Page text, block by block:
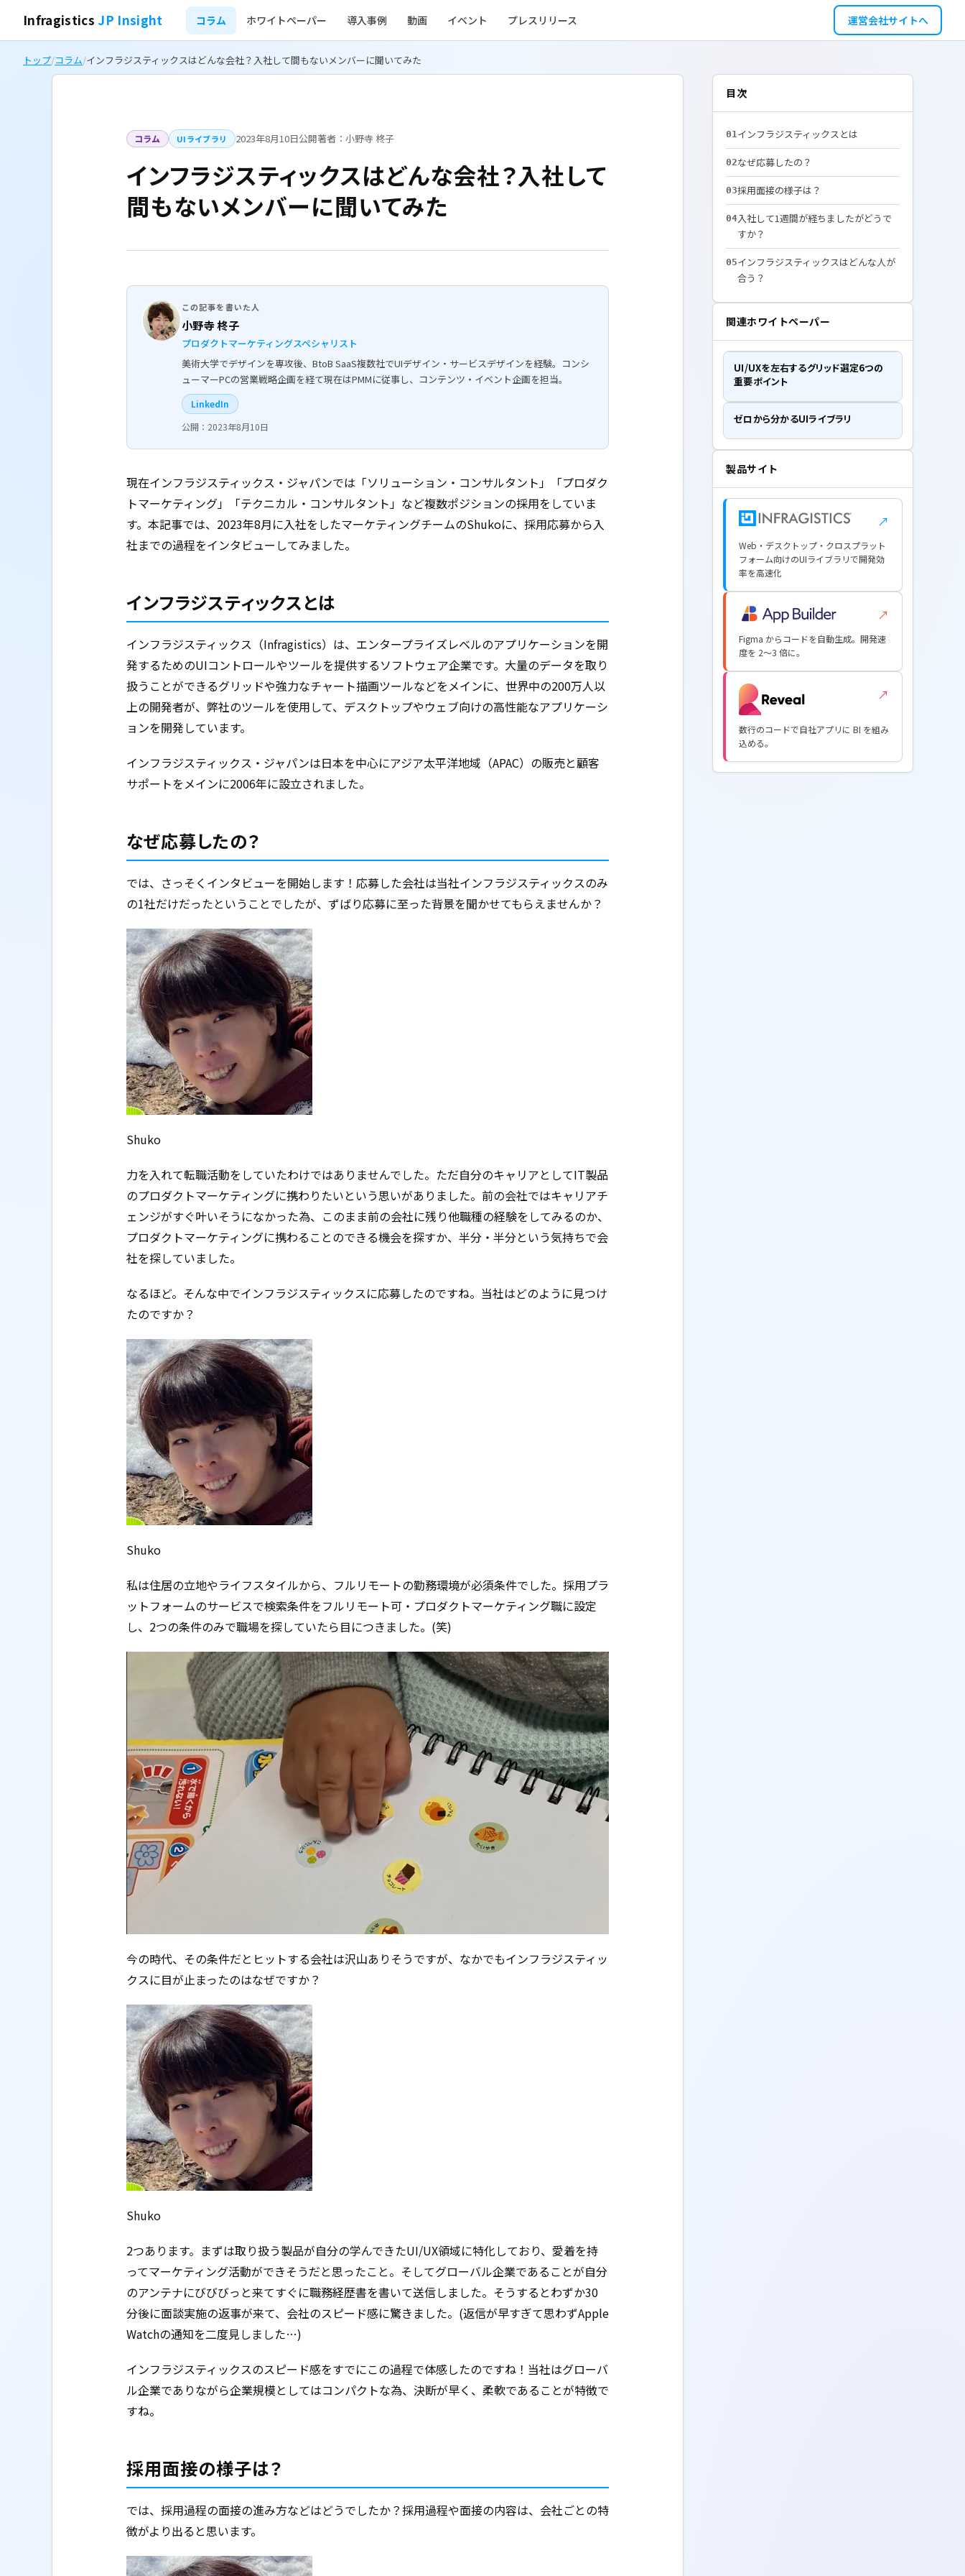
Infragistics JP Insight コラム ホワイトペーパー 導入事例 動画 イベント プレスリリース 運営会社サイトへ
トップ/コラム/インフラジスティックスはどんな会社？入社して間もないメンバーに聞いてみた
コラム UIライブラリ 2023年8月10日公開著者：小野寺 柊子
インフラジスティックスはどんな会社？入社して
間もないメンバーに聞いてみた
この記事を書いた人
小野寺 柊子
プロダクトマーケティングスペシャリスト
美術大学でデザインを専攻後、BtoB SaaS複数社でUIデザイン・サービスデザインを経験。コンシ
ューマーPCの営業戦略企画を経て現在はPMMに従事し、コンテンツ・イベント企画を担当。
LinkedIn
公開：2023年8月10日
現在インフラジスティックス・ジャパンでは「ソリューション・コンサルタント」「プロダク
トマーケティング」「テクニカル・コンサルタント」など複数ポジションの採用をしていま
す。本記事では、2023年8月に入社をしたマーケティングチームのShukoに、採用応募から入
社までの過程をインタビューしてみました。
インフラジスティックスとは
インフラジスティックス（Infragistics）は、エンタープライズレベルのアプリケーションを開
発するためのUIコントロールやツールを提供するソフトウェア企業です。大量のデータを取り
扱うことができるグリッドや強力なチャート描画ツールなどをメインに、世界中の200万人以
上の開発者が、弊社のツールを使用して、デスクトップやウェブ向けの高性能なアプリケーシ
ョンを開発しています。
インフラジスティックス・ジャパンは日本を中心にアジア太平洋地域（APAC）の販売と顧客
サポートをメインに2006年に設立されました。
なぜ応募したの？
では、さっそくインタビューを開始します！応募した会社は当社インフラジスティックスのみ
の1社だけだったということでしたが、ずばり応募に至った背景を聞かせてもらえませんか？
Shuko
力を入れて転職活動をしていたわけではありませんでした。ただ自分のキャリアとしてIT製品
のプロダクトマーケティングに携わりたいという思いがありました。前の会社ではキャリアチ
ェンジがすぐ叶いそうになかった為、このまま前の会社に残り他職種の経験をしてみるのか、
プロダクトマーケティングに携わることのできる機会を探すか、半分・半分という気持ちで会
社を探していました。
なるほど。そんな中でインフラジスティックスに応募したのですね。当社はどのように見つけ
たのですか？
Shuko
私は住居の立地やライフスタイルから、フルリモートの勤務環境が必須条件でした。採用プラ
ットフォームのサービスで検索条件をフルリモート可・プロダクトマーケティング職に設定
し、2つの条件のみで職場を探していたら目につきました。(笑)
今の時代、その条件だとヒットする会社は沢山ありそうですが、なかでもインフラジスティッ
クスに目が止まったのはなぜですか？
Shuko
2つあります。まずは取り扱う製品が自分の学んできたUI/UX領域に特化しており、愛着を持
ってマーケティング活動ができそうだと思ったこと。そしてグローバル企業であることが自分
のアンテナにびびびっと来てすぐに職務経歴書を書いて送信しました。そうするとわずか30
分後に面談実施の返事が来て、会社のスピード感に驚きました。(返信が早すぎて思わずApple
Watchの通知を二度見しました…)
インフラジスティックスのスピード感をすでにこの過程で体感したのですね！当社はグローバ
ル企業でありながら企業規模としてはコンパクトな為、決断が早く、柔軟であることが特徴で
すね。
採用面接の様子は？
では、採用過程の面接の進み方などはどうでしたか？採用過程や面接の内容は、会社ごとの特
徴がより出ると思います。
目次
01インフラジスティックスとは
02なぜ応募したの？
03採用面接の様子は？
04入社して1週間が経ちましたがどうで
すか？
05インフラジスティックスはどんな人が
合う？
関連ホワイトペーパー
UI/UXを左右するグリッド選定6つの
重要ポイント
ゼロから分かるUIライブラリ
製品サイト
↗
Web・デスクトップ・クロスプラット
フォーム向けのUIライブラリで開発効
率を高速化
↗
Figma からコードを自動生成。開発速
度を 2〜3 倍に。
↗
数行のコードで自社アプリに BI を組み
込める。